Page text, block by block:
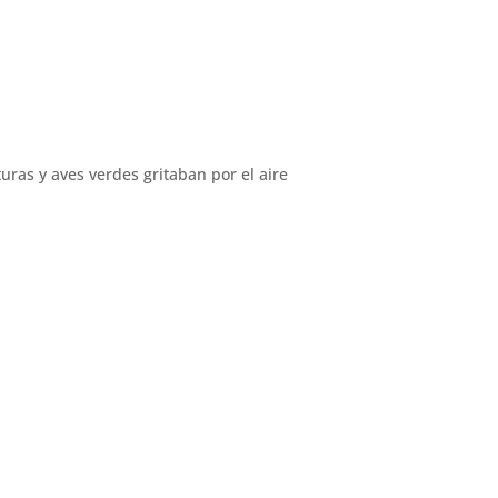
y aves verdes gritaban por el aire